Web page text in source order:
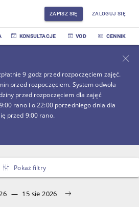
ZAPISZ SIĘ ZALOGUJ SIĘ
KONSULTACJE VOD CENNIK
9 godz przed rozpoczęciem zajęć.
przed rozpoczęciem. System odwoła
przed rozpoczęciem dla zajęć
rano i o 22:00 porzedniego dnia dla
przed 9:00 rano.
Pokaż filtry
— 15 sie 2026